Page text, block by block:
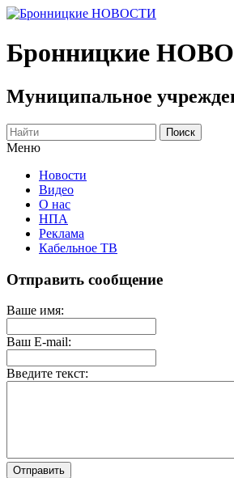
Бронницкие
Муниципальное
Меню
Новости
Видео
О нас
НПА
Реклама
Кабельное ТВ
Отправить сообщение
Ваше имя:
Ваш E-mail:
Введите текст: